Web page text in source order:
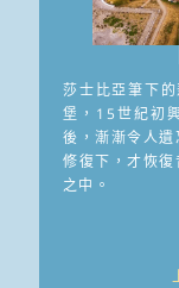
莎士比亞筆下
堡，15世紀初
後，漸漸令人
修復下，才恢
之中。